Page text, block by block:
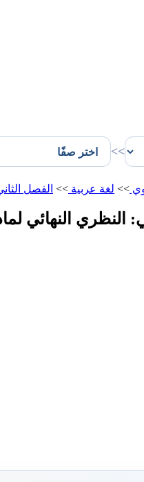
>>
>> لغة عربية >> الفصل
النظري النهائي